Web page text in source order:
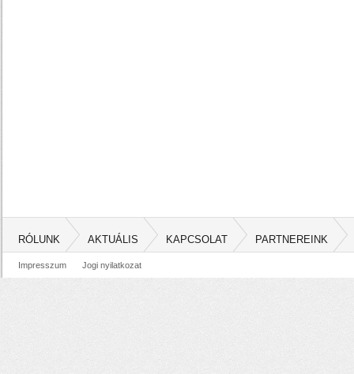
RÓLUNK AKTUÁLIS KAPCSOLAT PARTNEREINK
Impresszum Jogi nyilatkozat